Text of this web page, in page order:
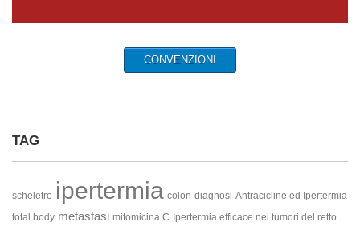
CONVENZIONI
TAG
scheletro ipertermia colon diagnosi Antracicline ed Ipertermia
total body metastasi mitomicina C Ipertermia efficace nei tumori del retto